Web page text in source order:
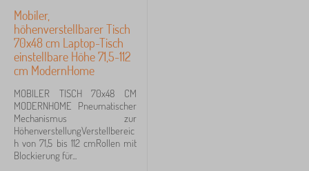
Mobiler,
höhenverstellbarer Tisch
70x48 cm Laptop-Tisch
einstellbare Höhe 71,5-112
cm ModernHome
MOBILER TISCH 70x48 CM
MODERNHOME Pneumatischer
Mechanismus zur
HöhenverstellungVerstellbereic
h von 71,5 bis 112 cmRollen mit
Blockierung für...